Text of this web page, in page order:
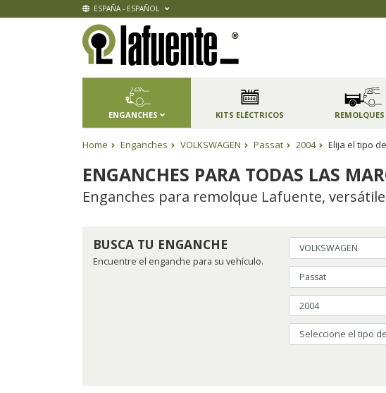
ESPAÑA - ESPAÑOL
ENGANCHES KITS ELÉCTRICOS
Home Enganches VOLKSWAGEN Passat 2004 Elija el tipo
ENGANCHES PARA TODAS LAS
Enganches para remolque Lafuente,
BUSCA TU ENGANCHE
Encuentre el enganche para su vehículo.